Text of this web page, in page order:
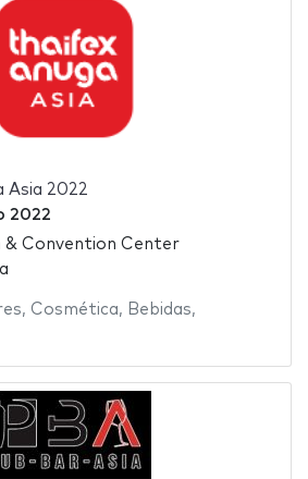
Asia 2022
2022
& Convention Center
, Cosmética, Bebidas,